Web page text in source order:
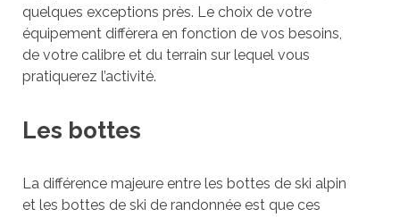
quelques exceptions près. Le choix de votre
équipement diffèrera en fonction de vos besoins,
de votre calibre et du terrain sur lequel vous
pratiquerez l’activité.
Les bottes
La différence majeure entre les bottes de ski alpin
et les bottes de ski de randonnée est que ces